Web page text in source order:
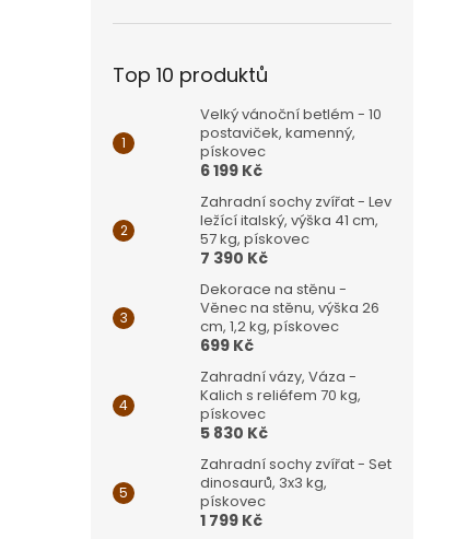
Top 10 produktů
Velký vánoční betlém - 10
postaviček, kamenný,
pískovec
6 199 Kč
Zahradní sochy zvířat - Lev
ležící italský, výška 41 cm,
57 kg, pískovec
7 390 Kč
Dekorace na stěnu -
Věnec na stěnu, výška 26
cm, 1,2 kg, pískovec
699 Kč
Zahradní vázy, Váza -
Kalich s reliéfem 70 kg,
pískovec
5 830 Kč
Zahradní sochy zvířat - Set
dinosaurů, 3x3 kg,
pískovec
1 799 Kč